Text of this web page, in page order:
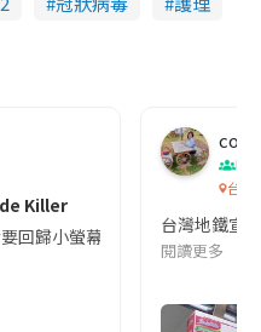
Killer
回歸小螢幕啦!這次的劇本改編
co
吹
台灣
台灣地鐵宣
閱讀更多